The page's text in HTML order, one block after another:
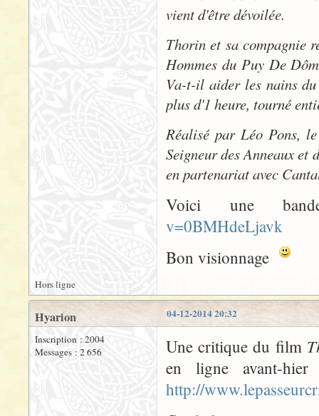
vient d'être dévoilée.
Thorin et sa compagnie
Hommes du Puy De
Va-t-il aider les nains
plus d'1 heure, tourné
Réalisé par Léo Pons,
Seigneur des Anneaux
en partenariat avec
Voici une
v=0BMHdeLjavk
Bon visionnage
Hors ligne
04-12-2014 20:32
Hyarion
Inscription : 2004
Messages : 2 656
Une critique du film
en ligne avant-
http://